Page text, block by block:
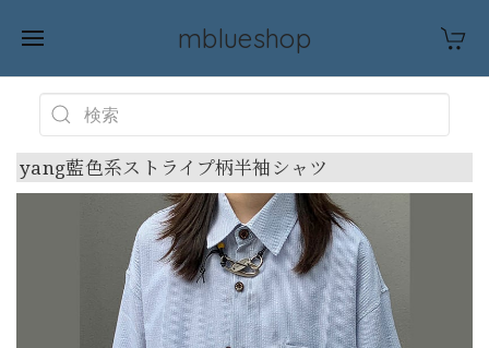
mblueshop
yang藍色系ストライプ柄半袖シャツ